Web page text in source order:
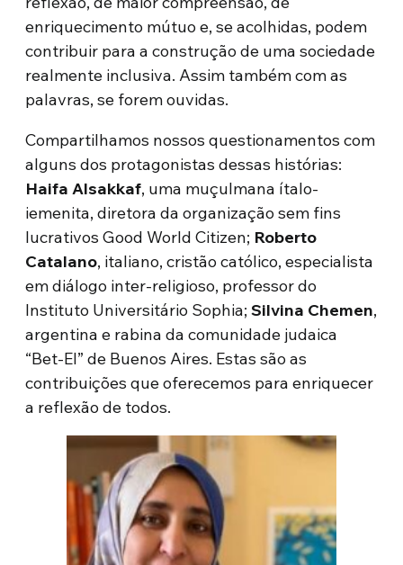
enriquecimento mútuo e, se acolhidas, podem
contribuir para a construção de uma sociedade
realmente inclusiva. Assim também com as
palavras, se forem ouvidas.
Compartilhamos nossos questionamentos com
alguns dos protagonistas dessas histórias:
Haifa Alsakkaf, uma muçulmana ítalo-
iemenita, diretora da organização sem fins
lucrativos Good World Citizen; Roberto
Catalano, italiano, cristão católico, especialista
em diálogo inter-religioso, professor do
Instituto Universitário Sophia;Silvina Chemen,
argentina e rabina da comunidade judaica
“Bet-El” de Buenos Aires. Estas são as
contribuições que oferecemos para enriquecer
a reflexão de todos.